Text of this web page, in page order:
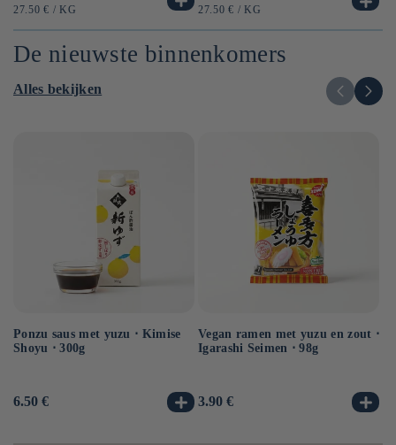
prijs
EENHEIDSPRIJS
27.50 € / PER
KG
prijs
EENHEIDSPRIJS
27.50 € / PER
KG
De nieuwste binnenkomers
Alles bekijken
Ponzu saus met yuzu ⋅ Kimise
Shoyu ⋅ 300g
Normale
6.50 €
Vegan ramen met yuzu en zout ⋅
Igarashi Seimen ⋅ 98g
Normale
3.90 €